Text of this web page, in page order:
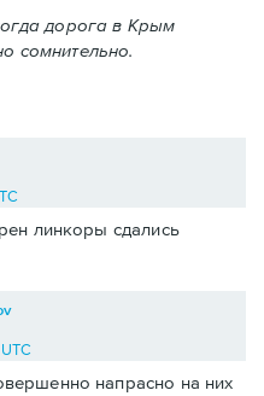
дорога в Крым
сомнительно.
линкоры сдались
напрасно на них